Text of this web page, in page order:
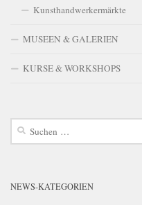
Kunsthandwerkermärkte
MUSEEN & GALERIEN
KURSE & WORKSHOPS
Suchen
NEWS-KATEGORIEN